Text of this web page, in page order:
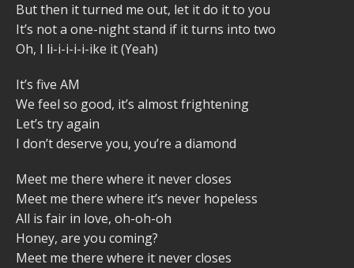
But then it turned me out, let it do it to you
It’s not a one-night stand if it turns into two
Oh, I li-i-i-i-i-ike it (Yeah)
It’s five AM
We feel so good, it’s almost frightening
Let’s try again
I don’t deserve you, you’re a diamond
Meet me there where it never closes
Meet me there where it’s never hopeless
All is fair in love, oh-oh-oh
Honey, are you coming?
Meet me there where it never closes